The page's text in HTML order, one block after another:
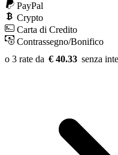
PayPal
Crypto
Carta di Credito
Contrassegno/Bonifico
€ 40.33